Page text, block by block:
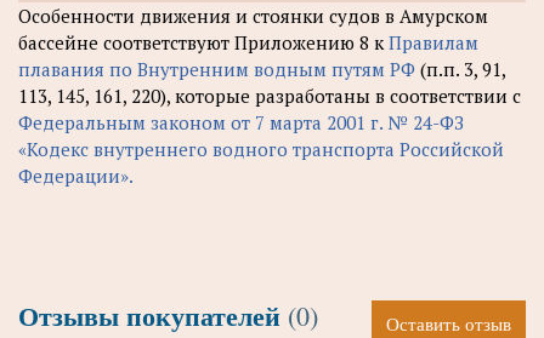
Особенности движения и стоянки судов в Амурском
бассейне соответствуют Приложению 8 кПравилам
плавания по Внутренним водным путям РФ (п.п. 3, 91,
113, 145, 161, 220), которые разработаны в соответствии с
Федеральным законом от 7 марта 2001 г. № 24-ФЗ
«Кодекс внутреннего водного транспорта Российской
Федерации».
Отзывы покупателей (0) Оставить отзыв